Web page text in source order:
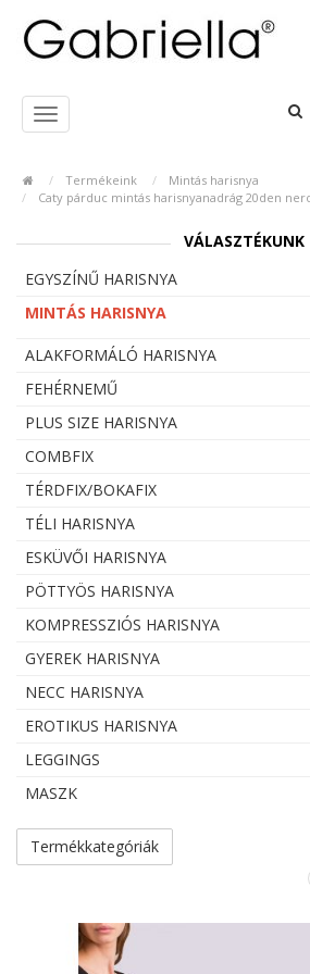
Termékeink
Mintás harisnya
Caty párduc mintás harisnyanadrág 20den
VÁLASZTÉKUNK
EGYSZÍNŰ HARISNYA
MINTÁS HARISNYA
ALAKFORMÁLÓ HARISNYA
FEHÉRNEMŰ
PLUS SIZE HARISNYA
COMBFIX
TÉRDFIX/BOKAFIX
TÉLI HARISNYA
ESKÜVŐI HARISNYA
PÖTTYÖS HARISNYA
KOMPRESSZIÓS HARISNYA
GYEREK HARISNYA
NECC HARISNYA
EROTIKUS HARISNYA
LEGGINGS
MASZK
Termékkategóriák